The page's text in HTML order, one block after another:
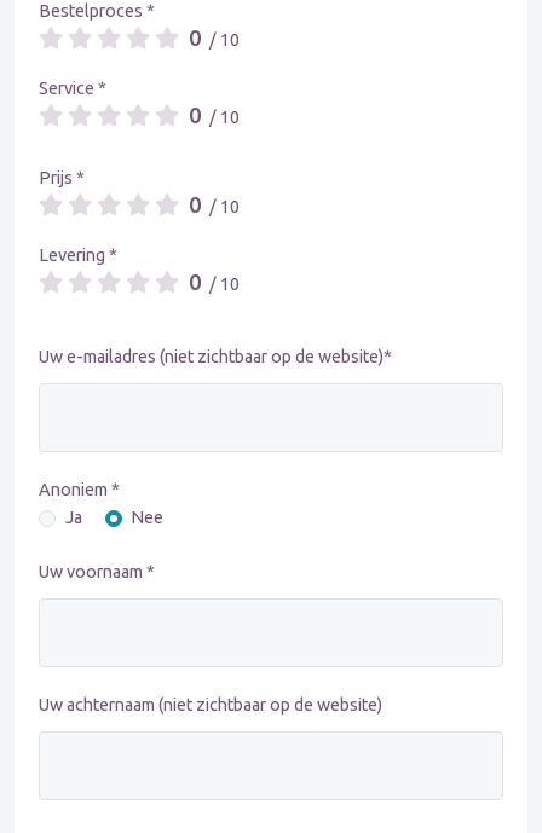
Bestelproces *
0 / 10
Service *
0 / 10
Prijs *
0 / 10
Levering *
0 / 10
Uw e-mailadres (niet zichtbaar op de website)*
Anoniem *
Ja
Nee
Uw voornaam *
Uw achternaam (niet zichtbaar op de website)